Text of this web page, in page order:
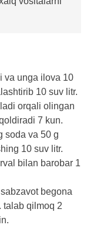
va unga ilova 10
10 suv litr.
orqali olingan
7 kun.
soda va 50 g
10 suv litr.
bilan barobar 1
begona
talab qilmoq 2